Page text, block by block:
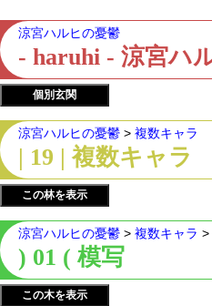
涼宮ハルヒの憂鬱
- haruhi - 涼宮ハ
個別玄関
涼宮ハルヒの憂鬱 > 複数キャラ
| 19 | 複数キャラ
この林を表示
涼宮ハルヒの憂鬱 > 複数キャラ >
) 01 ( 模写
この木を表示